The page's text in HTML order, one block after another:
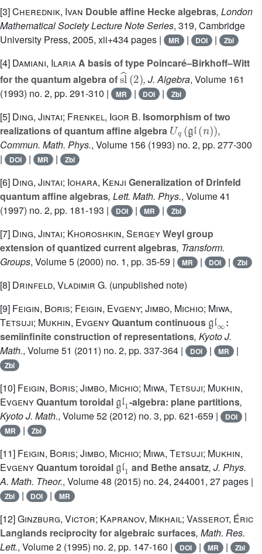
[3]Cherednik, Ivan Double affine Hecke algebras, London
Mathematical Society Lecture Note Series, 319, Cambridge
University Press, 2005, xii+434 pages |
MR | DOI | Zbl
[4] Damiani, IlariaA basis of type Poincaré–Birkhoff–Witt
for the quantum algebra of
sl^(2 )
, J. Algebra, Volume 161
(1993) no. 2, pp. 291-310 |
MR | DOI | Zbl
[5] Ding, Jintai; Frenkel, Igor B. Isomorphism of two
realizations of quantum affine algebra
Uq(𝔤𝔩(n))
,
Commun. Math. Phys., Volume 156 (1993) no. 2, pp. 277-300
|
DOI | MR | Zbl
[6] Ding, Jintai; Iohara, Kenji Generalization of Drinfeld
quantum affine algebras, Lett. Math. Phys., Volume 41
(1997) no. 2, pp. 181-193 |
DOI | MR | Zbl
[7] Ding, Jintai; Khoroshkin, SergeyWeyl group
extension of quantized current algebras, Transform.
Groups, Volume 5 (2000) no. 1, pp. 35-59 | MR | DOI | Zbl
[8] Drinfeld, Vladimir G. (unpublished note)
[9] Feigin, Boris; Feigin, Evgeny; Jimbo, Michio; Miwa,
Tetsuji; Mukhin, EvgenyQuantum continuous
𝔤𝔩∞
:
semiinfinite construction of representations, Kyoto J.
Math., Volume 51 (2011) no. 2, pp. 337-364 | DOI | MR |
Zbl
[10] Feigin, Boris; Jimbo, Michio; Miwa, Tetsuji; Mukhin,
EvgenyQuantum toroidal
𝔤𝔩1
-algebra: plane partitions,
Kyoto J. Math., Volume 52 (2012) no. 3, pp. 621-659 | DOI |
MR | Zbl
[11] Feigin, Boris; Jimbo, Michio; Miwa, Tetsuji; Mukhin,
EvgenyQuantum toroidal
𝔤𝔩1
and Bethe ansatz, J. Phys.
A. Math. Theor., Volume 48 (2015) no. 24, 244001, 27 pages |
Zbl | DOI | MR
[12]Ginzburg, Victor; Kapranov, Mikhail; Vasserot, Éric
Langlands reciprocity for algebraic surfaces, Math. Res.
Lett., Volume 2 (1995) no. 2, pp. 147-160 | DOI | MR | Zbl